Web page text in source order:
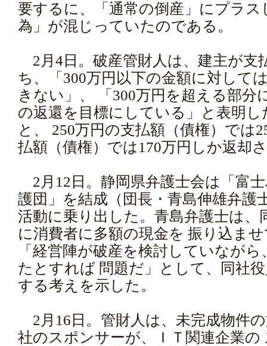
要するに、「通常の倒産」にプラス
為」が混じっていたのである。
2月4日。破産管財人は、建主が支
ち、「300万円以下の金額に対して
きない」、 「300万円を超える部分
の返還を目標にしている」と表明
と、 250万円の支払額（債権）では
払額（債権）では170万円しか返却
2月12日。静岡県弁護士会は「富
護団」を結成（団長・青島伸雄弁護
活動に乗り出した。青島弁護士は、
に消費者に多額の現金を 振り込ま
「経営陣が破産を検討していなが
たとすれば 問題だ」として、同社
する考えを示した。
2月16日。管財人は、未完成物件
社のスポンサーが、ＩＴ関連企業の